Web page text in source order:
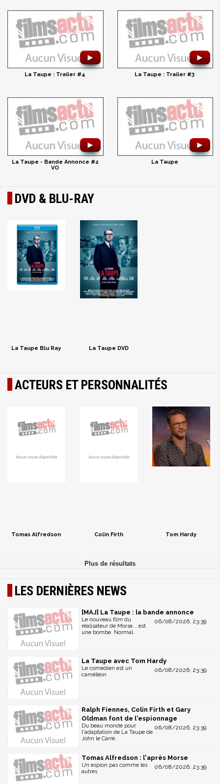
►
La Taupe : Trailer #4
►
La Taupe : Trailer #3
►
La Taupe - Bande Annonce #2
VO
►
La Taupe
DVD & BLU-RAY
La Taupe Blu Ray La Taupe DVD
ACTEURS ET PERSONNALITÉS
Tomas Alfredson Colin Firth Tom Hardy
LES DERNIÈRES NEWS
[MAJ] La Taupe : la bande annonce
06/08/2026, 23:39
Le nouveau film du
réalisateur de Morse... est
une bombe. Normal.
La Taupe avec Tom Hardy
06/08/2026, 23:39
Le comédien est un
caméléon
Ralph Fiennes, Colin Firth et Gary
Oldman font de l'espionnage
06/08/2026, 23:39
Du beau monde pour
l'adaptation de La Taupe de
John le Carré.
Tomas Alfredson : l'après Morse
06/08/2026, 23:39
Un espion pas comme les
autres